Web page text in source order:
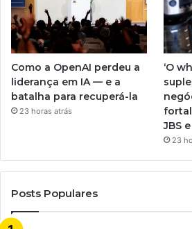
Como a OpenAI perdeu a
liderança em IA — e a
batalha para recuperá-la
23 horas atrás
‘O
JBS
23
Posts Populares